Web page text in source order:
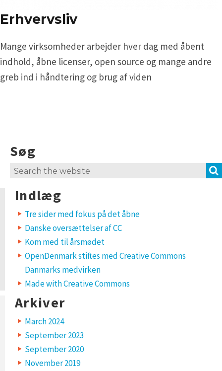
Erhvervsliv
Mange virksomheder arbejder hver dag med åbent
indhold, åbne licenser, open source og mange andre
greb ind i håndtering og brug af viden
Søg
Search
Indlæg
Tre sider med fokus på det åbne
Danske oversættelser af CC
Kom med til årsmødet
OpenDenmark stiftes med Creative Commons
Danmarks medvirken
Made with Creative Commons
Arkiver
March 2024
September 2023
September 2020
November 2019